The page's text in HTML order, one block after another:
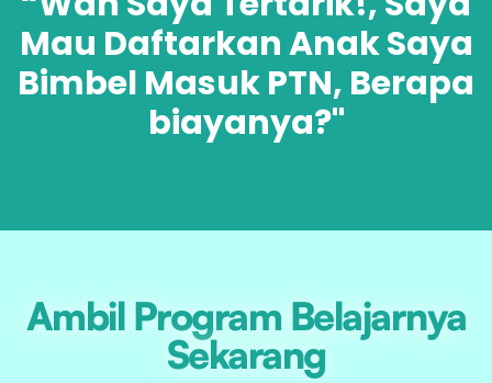
Mau Daftarkan Anak Saya
Bimbel Masuk PTN, Berapa
biayanya?"
Ambil Program Belajarnya
Sekarang